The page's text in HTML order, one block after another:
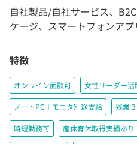
自社製品/自社サービス、
ケージ、スマートフォンアプ
特徴
オンライン面談可 女性リーダー活
ノートPC＋モニタ別途支給 残業
時短勤務可 産休育休取得実績あり